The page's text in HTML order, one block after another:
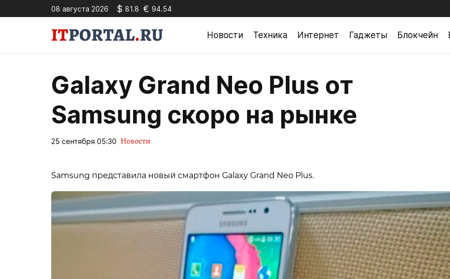
08 августа 2026 $ 81.8 € 94.54
Новости Техника Интернет Гаджеты Блокчейн
Galaxy Grand Neo Plus от
Samsung скоро на рынке
25 сентября 05:30 Новости
Samsung представила новый смартфон Galaxy Grand Neo Plus.